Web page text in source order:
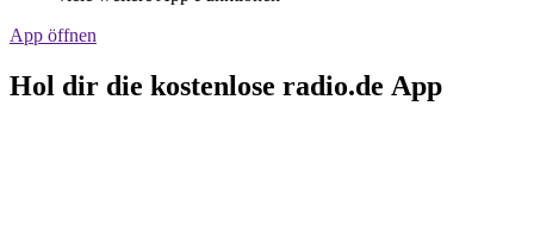
App öffnen
Hol dir die kostenlose radio.de App